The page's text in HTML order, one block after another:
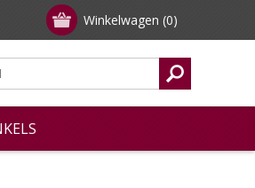
Winkelwagen (0)